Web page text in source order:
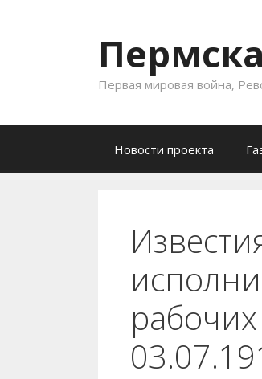
Первая мировая война,
Новости проекта